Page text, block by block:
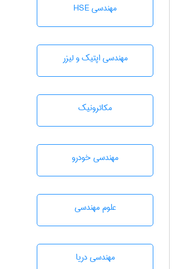
مهندسی HSE
مهندسی اپتیک و لیزر
مکاترونیک
مهندسی خودرو
علوم مهندسی
مهندسی دریا